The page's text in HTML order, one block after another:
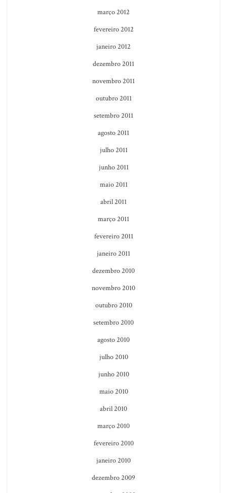
março 2012
fevereiro 2012
janeiro 2012
dezembro 2011
novembro 2011
outubro 2011
setembro 2011
agosto 2011
julho 2011
junho 2011
maio 2011
abril 2011
março 2011
fevereiro 2011
janeiro 2011
dezembro 2010
novembro 2010
outubro 2010
setembro 2010
agosto 2010
julho 2010
junho 2010
maio 2010
abril 2010
março 2010
fevereiro 2010
janeiro 2010
dezembro 2009